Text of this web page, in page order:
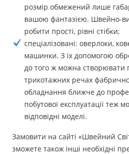
розмір обмежений лише
вашою фантазією. Швейно-
робити прості, рівні стібки;
спеціалізовані: оверлоки,
машинки. З їх допомогою
до того ж можна створювати
трикотажних речах
обладнання ближче до
побутової експлуатації теж
відповідні моделі.
Замовити на сайті «Швейний
зможете також інші необхідні